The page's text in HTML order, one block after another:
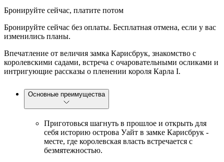
Бронируйте сейчас, платите потом
Бронируйте сейчас без оплаты. Бесплатная отмена, если у вас
изменились планы.
Впечатление от величия замка Карисбрук, знакомство с
королевскими садами, встреча с очаровательными осликами и
интригующие рассказы о пленении короля Карла I.
Основные преимущества
Приготовься шагнуть в прошлое и открыть для
себя историю острова Уайт в замке Карисбрук -
месте, где королевская власть встречается с
безмятежностью.